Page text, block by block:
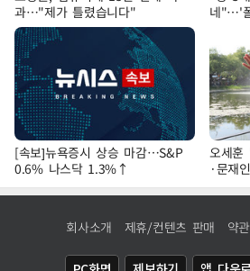
과…"제가 틀렸습니다"
네"…'
[속보]뉴욕증시 상승 마감…S&P
0.6% 나스닥 1.3%↑
오세훈
·문재
회사소개 제휴/컨텐츠 판매 약